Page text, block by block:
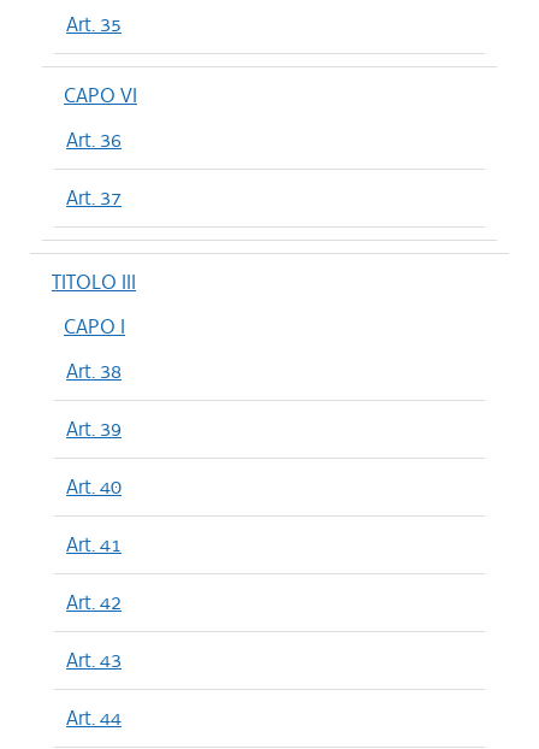
Art. 35
CAPO VI
Art. 36
Art. 37
TITOLO III
CAPO I
Art. 38
Art. 39
Art. 40
Art. 41
Art. 42
Art. 43
Art. 44